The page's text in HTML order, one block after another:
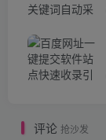
评论 抢沙发